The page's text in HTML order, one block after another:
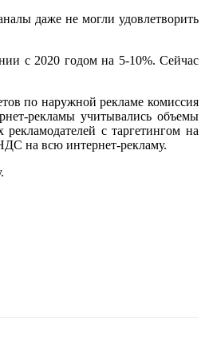
даже не могли удовлетворить
с 2020 годом на 5-10%. Сейчас
по наружной рекламе комиссия
рекламы учитывались объемы
с таргетингом на
на всю интернет-рекламу.